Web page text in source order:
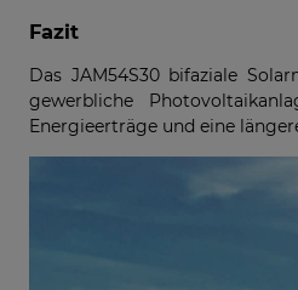
Fazit
Das JAM54S30 bifaziale
gewerbliche
Energieerträge und eine